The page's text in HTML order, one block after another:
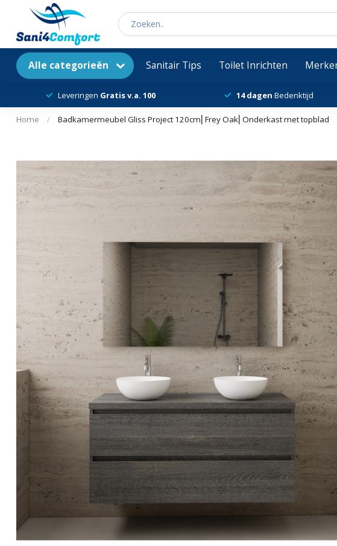
Alle categorieën Sanitair Tips Toilet Inrichten
Leveringen Gratis v.a. 100 14 dagen Bedenktijd
Home / Badkamermeubel Gliss Project 120cm⎢Frey Oak⎢Onderkast met topblad